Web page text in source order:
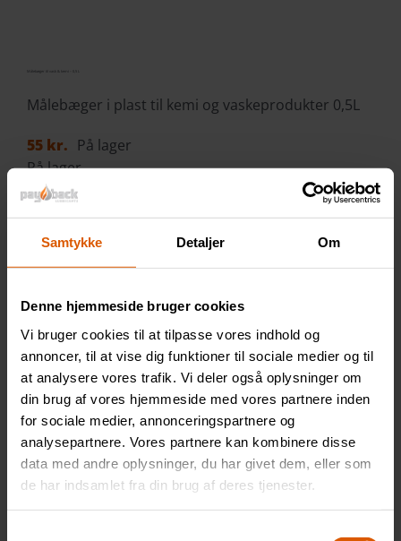
Samtykke Detaljer Om
Denne hjemmeside bruger cookies
Vi bruger cookies til at tilpasse vores indhold og
annoncer, til at vise dig funktioner til sociale medier og til
at analysere vores trafik. Vi deler også oplysninger om
din brug af vores hjemmeside med vores partnere inden
for sociale medier, annonceringspartnere og
analysepartnere. Vores partnere kan kombinere disse
data med andre oplysninger, du har givet dem, eller som
de har indsamlet fra din brug af deres tjenester.
Målebæger til vask & kemi – 0,5 L
Målebæger i plast til kemi og vaskeprodukter 0,5L
55 kr. På lager
På lager
til
&
kemi
-
0,5
L
antal
Tilføj til kurv
Målebæger i plast til kemi og vaskeprodukter 0,5L
Download produktblad